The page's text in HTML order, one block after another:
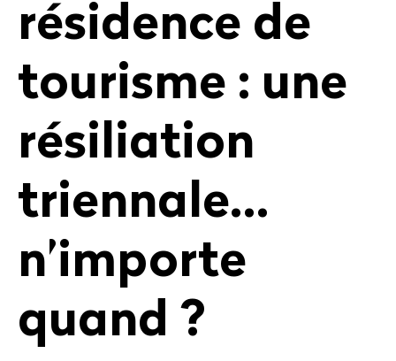
résidence de
tourisme : une
résiliation
triennale…
n’importe
quand ?